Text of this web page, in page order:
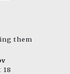
them
18